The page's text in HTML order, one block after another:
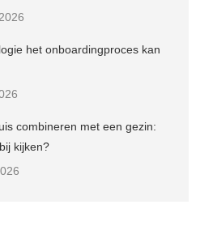
het onboardingproces kan
combineren met een gezin:
kijken?